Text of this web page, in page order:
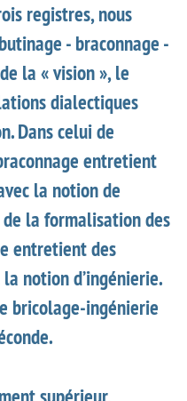
registres, nous
- braconnage -
la « vision », le
dialectiques
Dans celui de
entretient
la notion de
la formalisation des
entretient des
notion d’ingénierie.
bricolage-ingénierie